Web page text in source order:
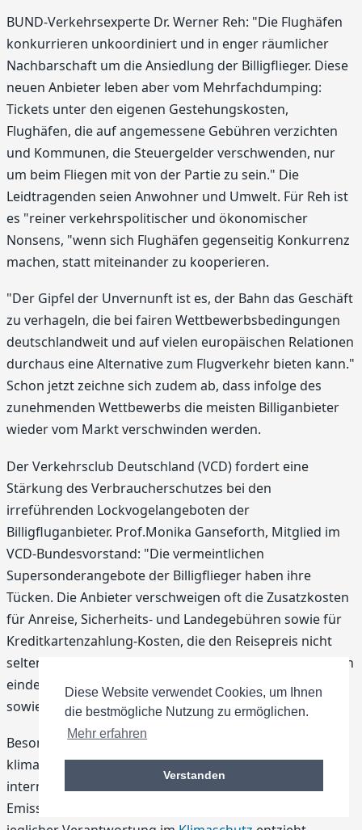
Diese Website verwendet Cookies, um Ihnen
die bestmögliche Nutzung zu ermöglichen.
Mehr erfahren
Verstanden
BUND-Verkehrsexperte Dr. Werner Reh: "Die Flughäfen
konkurrieren unkoordiniert und in enger räumlicher
Nachbarschaft um die Ansiedlung der Billigflieger. Diese
neuen Anbieter leben aber vom Mehrfachdumping:
Tickets unter den eigenen Gestehungskosten,
Flughäfen, die auf angemessene Gebühren verzichten
und Kommunen, die Steuergelder verschwenden, nur
um beim Fliegen mit von der Partie zu sein." Die
Leidtragenden seien Anwohner und Umwelt. Für Reh ist
es "reiner verkehrspolitischer und ökonomischer
Nonsens, "wenn sich Flughäfen gegenseitig Konkurrenz
machen, statt miteinander zu kooperieren.
"Der Gipfel der Unvernunft ist es, der Bahn das Geschäft
zu verhageln, die bei fairen Wettbewerbsbedingungen
deutschlandweit und auf vielen europäischen Relationen
durchaus eine Alternative zum Flugverkehr bieten kann."
Schon jetzt zeichne sich zudem ab, dass infolge des
zunehmenden Wettbewerbs die meisten Billiganbieter
wieder vom Markt verschwinden werden.
Der Verkehrsclub Deutschland (VCD) fordert eine
Stärkung des Verbraucherschutzes bei den
irreführenden Lockvogelangeboten der
Billigfluganbieter. Prof.Monika Ganseforth, Mitglied im
VCD-Bundesvorstand: "Die vermeintlichen
Supersonderangebote der Billigflieger haben ihre
Tücken. Die Anbieter verschweigen oft die Zusatzkosten
für Anreise, Sicherheits- und Landegebühren sowie für
Kreditkartenzahlung-Kosten, die den Reisepreis nicht
selten um das Fünffache überschreiten. Weiterhin fehlen
eindeutige Hinweise auf begrenzte Platzkontingente
sowie hohe Storno- und Umtauschgebühren."
Besonders empörend sei, dass der Flugverkehr als der
klimaunverträglichste Verkehrsträger bei
internationalen Flügen trotz
Emissionsbegrenzung ausgenommen ist und sich